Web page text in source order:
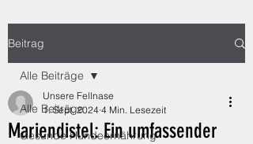
Beitrag
Alle Beiträge
Gesunde Hundeernährung
Alle Beiträge
Mariendistel: Ein umfassender
Unsere Fellnase
1. Sept. 2024 4 Min. Lesezeit